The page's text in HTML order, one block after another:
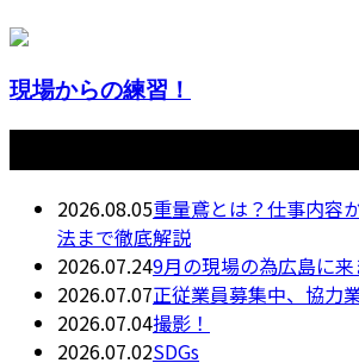
現場からの練習！
2026.08.05重量鳶とは？仕事内容
法まで徹底解説
2026.07.249月の現場の為広島に来
2026.07.07正従業員募集中、協力
2026.07.04撮影！
2026.07.02SDGs